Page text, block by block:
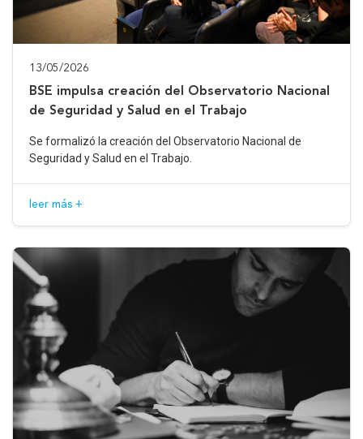
13/05/2026
BSE impulsa creación del Observatorio Nacional
de Seguridad y Salud en el Trabajo
Se formalizó la creación del Observatorio Nacional de
Seguridad y Salud en el Trabajo.
leer más +